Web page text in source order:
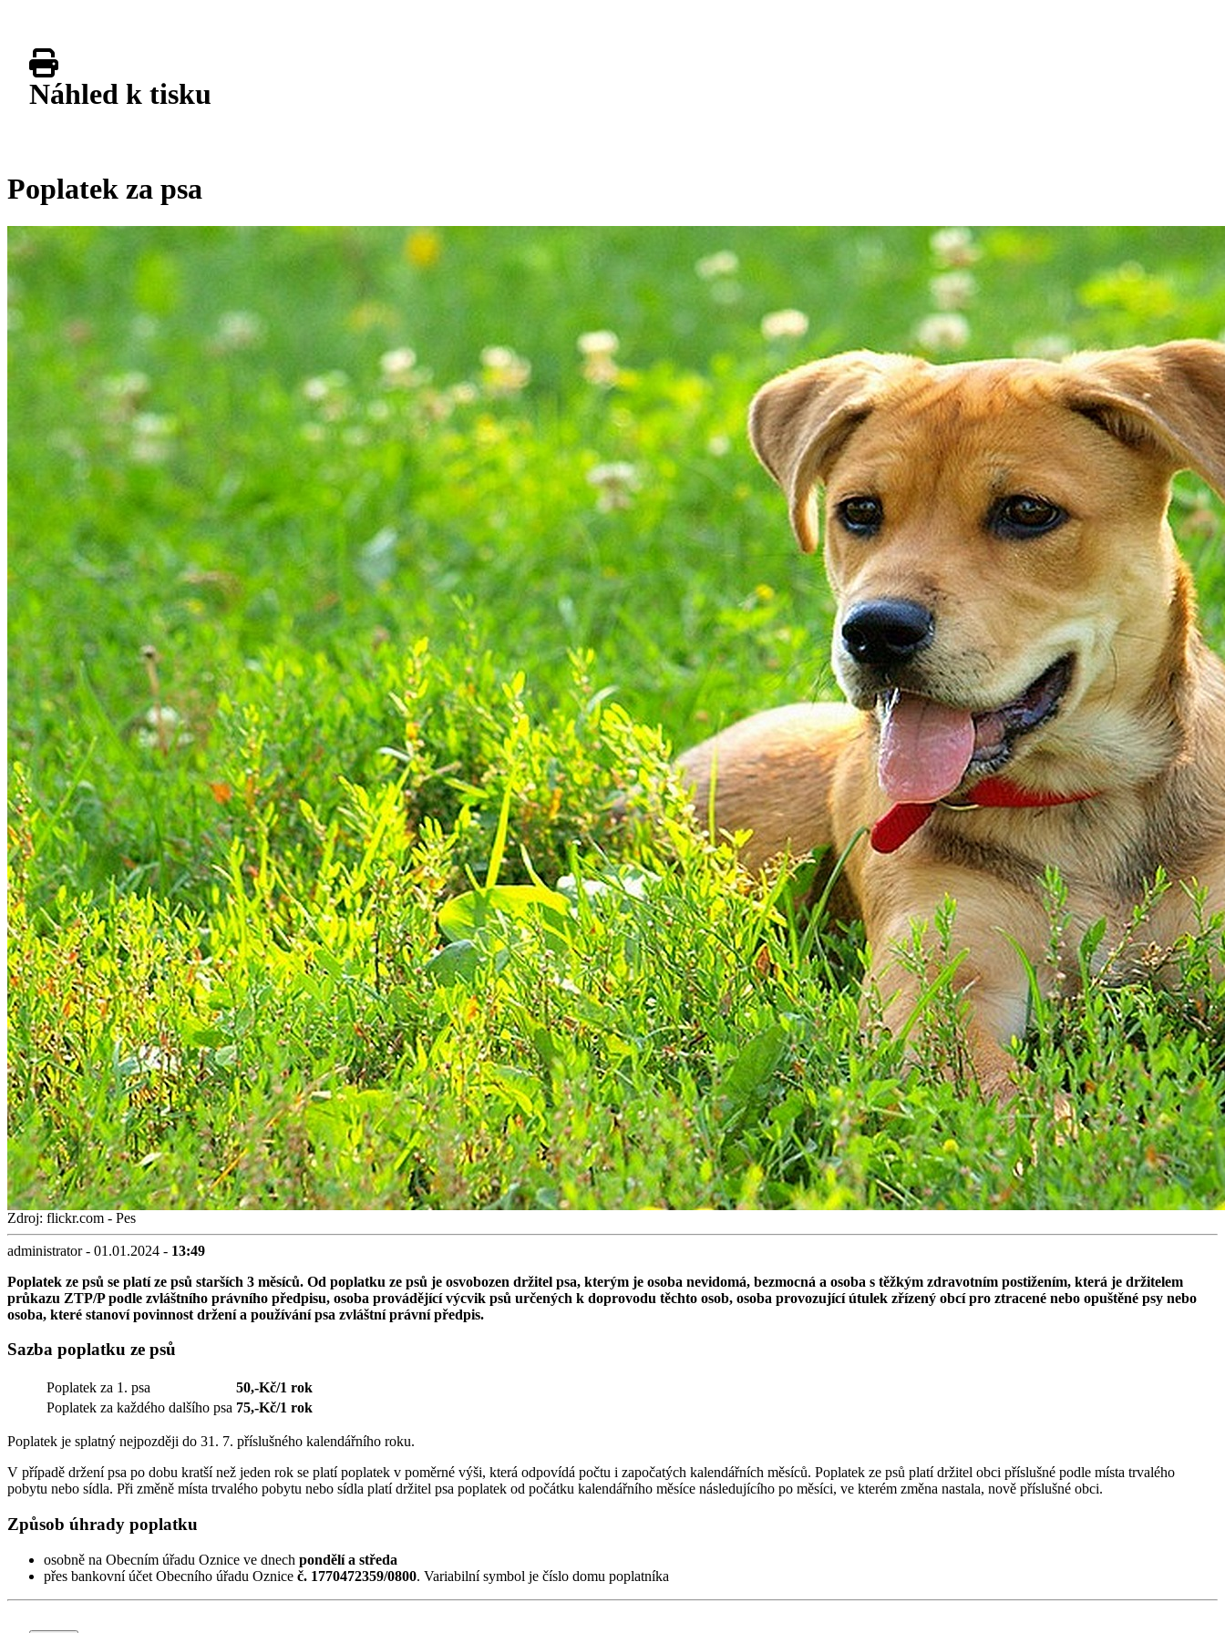
Náhled k tisku
Poplatek za psa
Zdroj: flickr.com - Pes
administrator - 01.01.2024 - 13:49
Poplatek ze psů se platí ze psů starších 3 měsíců. Od poplatku ze psů je osvobozen držitel psa, kterým je osoba nevidomá, bezmocná a osoba s těžkým zdravotním postižením, která je držitelem
průkazu ZTP/P podle zvláštního právního předpisu, osoba provádějící výcvik psů určených k doprovodu těchto osob, osoba provozující útulek zřízený obcí pro ztracené nebo opuštěné psy nebo
osoba, které stanoví povinnost držení a používání psa zvláštní právní předpis.
Sazba poplatku ze psů
Poplatek za 1. psa
50,-Kč/1 rok
Poplatek za každého dalšího psa 75,-Kč/1 rok
Poplatek je splatný nejpozději do 31. 7. příslušného kalendářního roku.
V případě držení psa po dobu kratší než jeden rok se platí poplatek v poměrné výši, která odpovídá počtu i započatých kalendářních měsíců. Poplatek ze psů platí držitel obci příslušné podle místa trvalého
pobytu nebo sídla. Při změně místa trvalého pobytu nebo sídla platí držitel psa poplatek od počátku kalendářního měsíce následujícího po měsíci, ve kterém změna nastala, nově příslušné obci.
Způsob úhrady poplatku
osobně na Obecním úřadu Oznice ve dnech pondělí a středa
přes bankovní účet Obecního úřadu Oznice č. 1770472359/0800. Variabilní symbol je číslo domu poplatníka